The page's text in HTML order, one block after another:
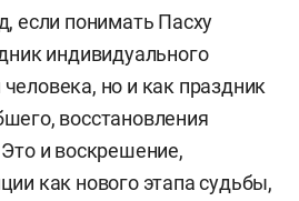
если понимать Пасху
индивидуального
но и как праздник
восстановления
и воскрешение,
как нового этапа судьбы,